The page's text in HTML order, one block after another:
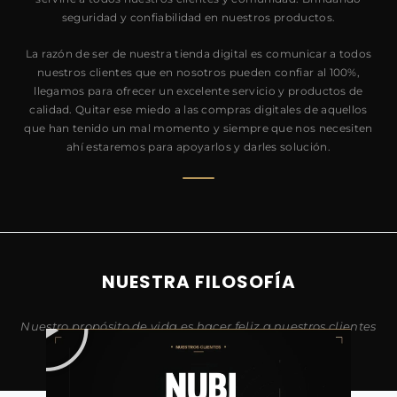
seguridad y confiabilidad en nuestros productos.
La razón de ser de nuestra tienda digital es comunicar a todos
nuestros clientes que en nosotros pueden confiar al 100%,
llegamos para ofrecer un excelente servicio y productos de
calidad. Quitar ese miedo a las compras digitales de aquellos
que han tenido un mal momento y siempre que nos necesiten
ahí estaremos para apoyarlos y darles solución.
NUESTRA FILOSOFÍA
Nuestro propósito de vida es hacer feliz a nuestros clientes